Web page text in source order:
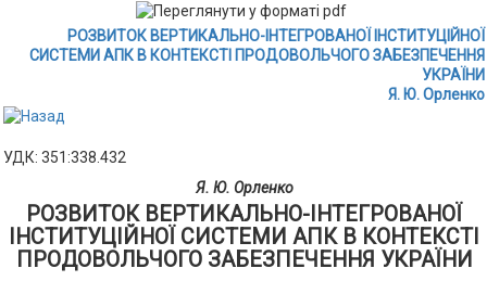
РОЗВИТОК ВЕРТИКАЛЬНО-ІНТЕГРОВАНОЇ ІНСТИТУЦІЙНОЇ
СИСТЕМИ АПК В КОНТЕКСТІ ПРОДОВОЛЬЧОГО ЗАБЕЗПЕЧЕННЯ
УКРАЇНИ
Я. Ю. Орленко
УДК: 351:338.432
Я. Ю. Орленко
РОЗВИТОК ВЕРТИКАЛЬНО-ІНТЕГРОВАНОЇ
ІНСТИТУЦІЙНОЇ СИСТЕМИ АПК В КОНТЕКСТІ
ПРОДОВОЛЬЧОГО ЗАБЕЗПЕЧЕННЯ УКРАЇНИ